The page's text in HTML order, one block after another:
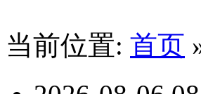
当前位置: 首页